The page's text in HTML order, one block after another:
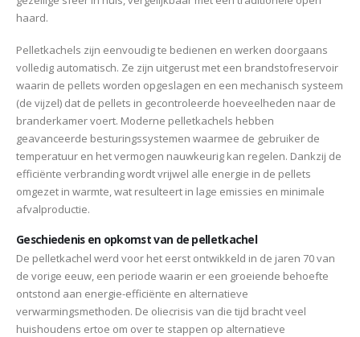
haard.
Pelletkachels zijn eenvoudig te bedienen en werken doorgaans
volledig automatisch. Ze zijn uitgerust met een brandstofreservoir
waarin de pellets worden opgeslagen en een mechanisch systeem
(de vijzel) dat de pellets in gecontroleerde hoeveelheden naar de
branderkamer voert. Moderne pelletkachels hebben
geavanceerde besturingssystemen waarmee de gebruiker de
temperatuur en het vermogen nauwkeurig kan regelen. Dankzij de
efficiënte verbranding wordt vrijwel alle energie in de pellets
omgezet in warmte, wat resulteert in lage emissies en minimale
afvalproductie.
Geschiedenis en opkomst van de pelletkachel
De pelletkachel werd voor het eerst ontwikkeld in de jaren 70 van
de vorige eeuw, een periode waarin er een groeiende behoefte
ontstond aan energie-efficiënte en alternatieve
verwarmingsmethoden. De oliecrisis van die tijd bracht veel
huishoudens ertoe om over te stappen op alternatieve